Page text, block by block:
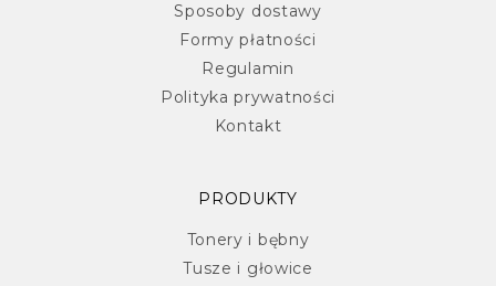
Sposoby dostawy
Formy płatności
Regulamin
Polityka prywatności
Kontakt
PRODUKTY
Tonery i bębny
Tusze i głowice